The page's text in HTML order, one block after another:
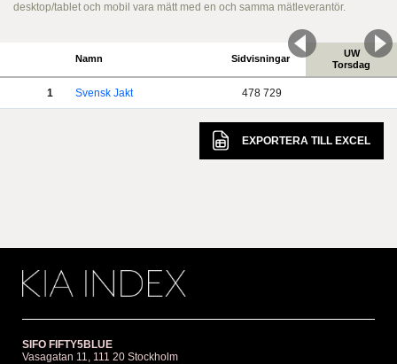
desktop/tablet och mobil vara mätt med en och samma mätleverantör.
Namn Sidvisningar
UW
Torsdag
1 Svensk Jakt 478 729
EXPORTERA TILL EXCEL
SIFO FIFTY5BLUE
Vasagatan 11, 111 20 Stockholm